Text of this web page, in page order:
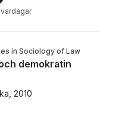
in Sociology of Law
demokratin
2010